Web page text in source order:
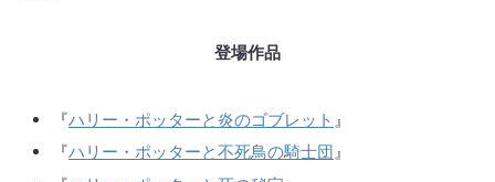
登場作品
『ハリー・ポッターと炎のゴブレット 』
『ハリー・ポッターと不死鳥の騎士団』